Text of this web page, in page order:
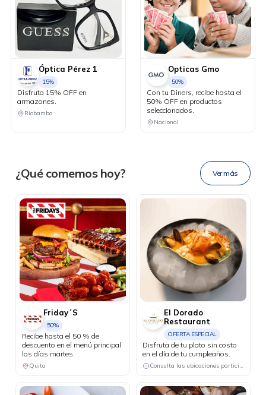
Óptica Pérez 1
15%
Disfruta 15% OFF en
armazones.
Riobamba
Opticas Gmo
50%
Con tu Diners, recibe hasta el
50% OFF en productos
seleccionados.
Nacional
Ahora tus blu benefits
en una
sola app.
DESCÁRGALA
¿Qué comemos hoy? Ver más
Friday´S
50%
Recibe hasta el 50 % de
descuento en el menú principal
los días martes.
Quito
El Dorado
Restaurant
OFERTA ESPECIAL
Disfruta de tu plato sin costo
en el día de tu cumpleaños.
Consulta las ubicaciones participantes